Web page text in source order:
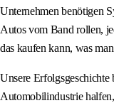
Unternehmen benötigen
Autos vom Band rollen,
das kaufen kann, was
Unsere Erfolgsgeschichte
Automobilindustrie